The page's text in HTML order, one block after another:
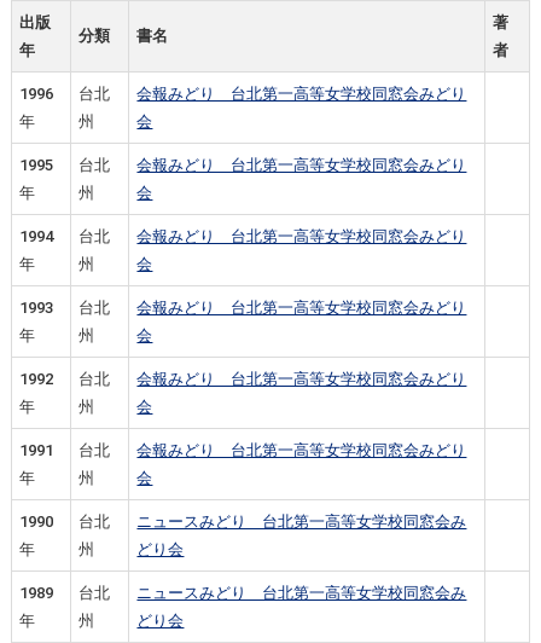
出版
年
分類 書名
著
者
1996
年
台北
州
会報みどり 台北第一高等女学校同窓会みどり
会
1995
年
台北
州
会報みどり 台北第一高等女学校同窓会みどり
会
1994
年
台北
州
会報みどり 台北第一高等女学校同窓会みどり
会
1993
年
台北
州
会報みどり 台北第一高等女学校同窓会みどり
会
1992
年
台北
州
会報みどり 台北第一高等女学校同窓会みどり
会
1991
年
台北
州
会報みどり 台北第一高等女学校同窓会みどり
会
1990
年
台北
州
ニュースみどり 台北第一高等女学校同窓会み
どり会
1989
年
台北
州
ニュースみどり 台北第一高等女学校同窓会み
どり会